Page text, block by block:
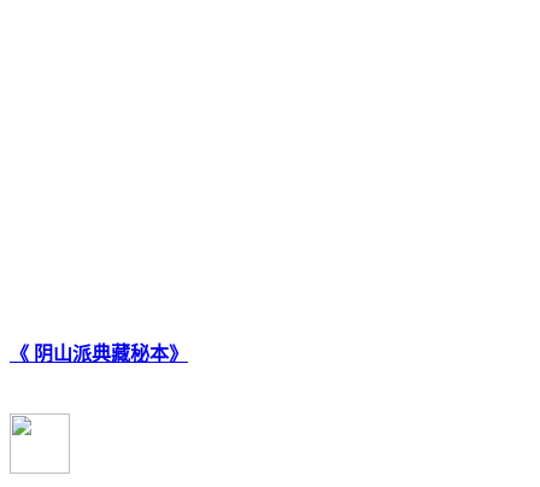
《 阴山派典藏秘本》